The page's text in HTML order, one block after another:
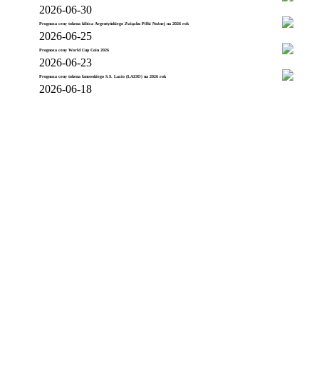
2026-06-30
Prognoza ceny tokena kibica Argentyńskiego Związku Piłki Nożnej na 2026 rok
2026-06-25
Prognoza ceny World Cup Coin 2026
2026-06-23
Prognoza ceny tokena fanowskiego S.S. Lazio (LAZIO) na 2026 rok
2026-06-18